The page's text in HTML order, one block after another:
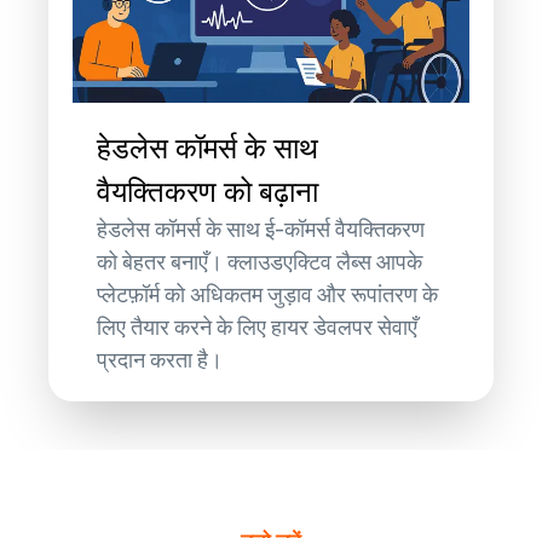
हेडलेस कॉमर्स के साथ
वैयक्तिकरण को बढ़ाना
हेडलेस कॉमर्स के साथ ई-कॉमर्स वैयक्तिकरण
को बेहतर बनाएँ। क्लाउडएक्टिव लैब्स आपके
प्लेटफ़ॉर्म को अधिकतम जुड़ाव और रूपांतरण के
लिए तैयार करने के लिए हायर डेवलपर सेवाएँ
प्रदान करता है।